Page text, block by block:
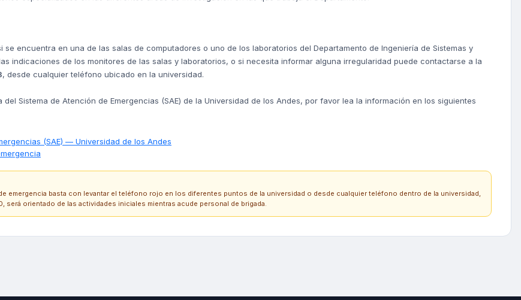
se encuentra en una de las salas de computadores o uno de los laboratorios del Departamento de Ingeniería de Sistemas y
indicaciones de los monitores de las salas y laboratorios, o si necesita informar alguna irregularidad puede contactarse a la
, desde cualquier teléfono ubicado en la universidad.
Sistema de Atención de Emergencias (SAE) de la Universidad de los Andes, por favor lea la información en los siguientes
(SAE) — Universidad de los Andes
emergencia basta con levantar el teléfono rojo en los diferentes puntos de la universidad o desde cualquier teléfono dentro de la universidad,
será orientado de las actividades iniciales mientras acude personal de brigada.